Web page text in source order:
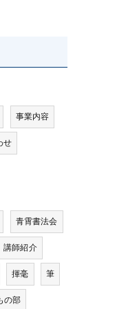
事業内容
せ
青霄書法会
講師紹介
揮毫 筆
の部